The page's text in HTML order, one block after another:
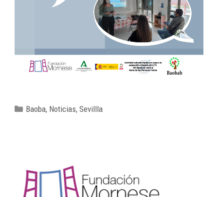
Baoba, Noticias,Sevillla